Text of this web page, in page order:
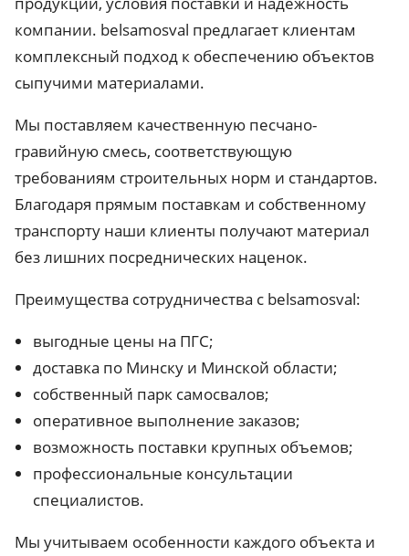
компании. belsamosval предлагает клиентам
комплексный подход к обеспечению объектов
сыпучими материалами.
Мы поставляем качественную песчано-
гравийную смесь, соответствующую
требованиям строительных норм и стандартов.
Благодаря прямым поставкам и собственному
транспорту наши клиенты получают материал
без лишних посреднических наценок.
Преимущества сотрудничества с belsamosval:
выгодные цены на ПГС;
доставка по Минску и Минской области;
собственный парк самосвалов;
оперативное выполнение заказов;
возможность поставки крупных объемов;
профессиональные консультации
специалистов.
Мы учитываем особенности каждого объекта и